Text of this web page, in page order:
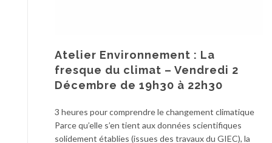
Atelier Environnement : La
fresque du climat – Vendredi 2
Décembre de 19h30 à 22h30
3 heures pour comprendre le changement climatique
Parce qu’elle s’en tient aux données scientifiques
solidement établies (issues des travaux du GIEC), la